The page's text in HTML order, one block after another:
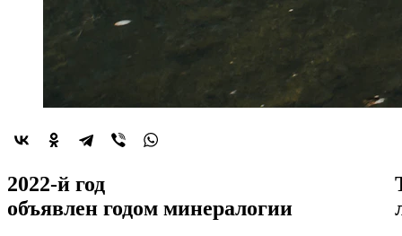
2022-й год
объявлен годом минералогии